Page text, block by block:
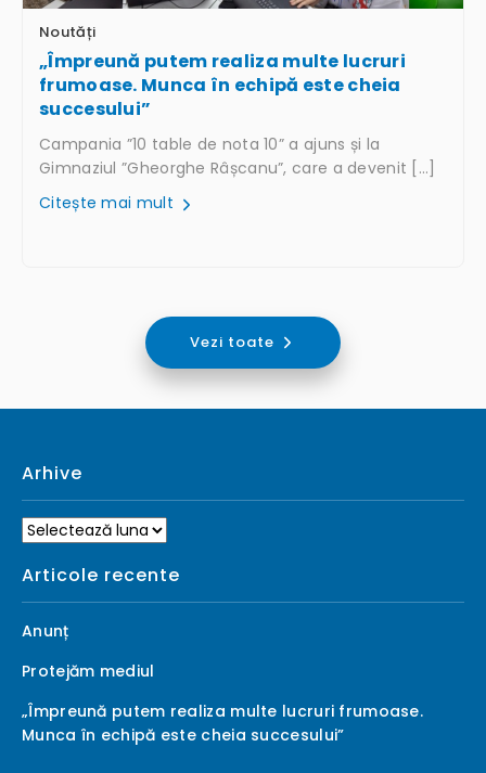
Noutăți
„Împreună putem realiza multe lucruri
frumoase. Munca în echipă este cheia
succesului”
Campania ”10 table de nota 10” a ajuns și la
Gimnaziul ”Gheorghe Râșcanu”, care a devenit […]
Citește mai mult
Vezi toate
Arhive
Arhive
Articole recente
Anunț
Protejăm mediul
„Împreună putem realiza multe lucruri frumoase.
Munca în echipă este cheia succesului”